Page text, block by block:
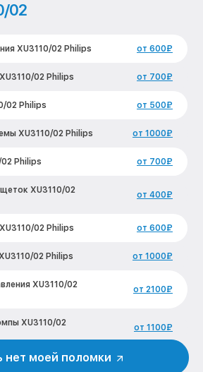
02
XU3110/02 Philips от 600₽
02 Philips от 700₽
02 Philips от 500₽
XU3110/02 Philips от 1000₽
Philips от 700₽
XU3110/02
от 400₽
02 Philips от 600₽
02 Philips от 1000₽
XU3110/02
от 2100₽
XU3110/02
от 1100₽
модуля XU3110/02
нет моей поломки